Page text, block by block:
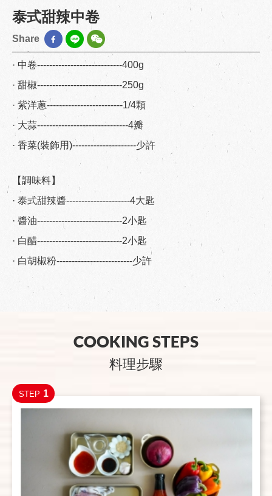
泰式甜辣中卷
Share
· 中卷----------------------------400g
· 甜椒----------------------------250g
· 紫洋蔥-------------------------1/4顆
· 大蒜------------------------------4瓣
· 香菜(裝飾用)---------------------少許
【調味料】
· 泰式甜辣醬---------------------4大匙
· 醬油----------------------------2小匙
· 白醋----------------------------2小匙
· 白胡椒粉-------------------------少許
COOKING STEPS
料理步驟
STEP 1